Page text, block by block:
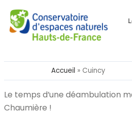
Accueil » Cuincy
Le temps d’une déambulation
Chaumière !